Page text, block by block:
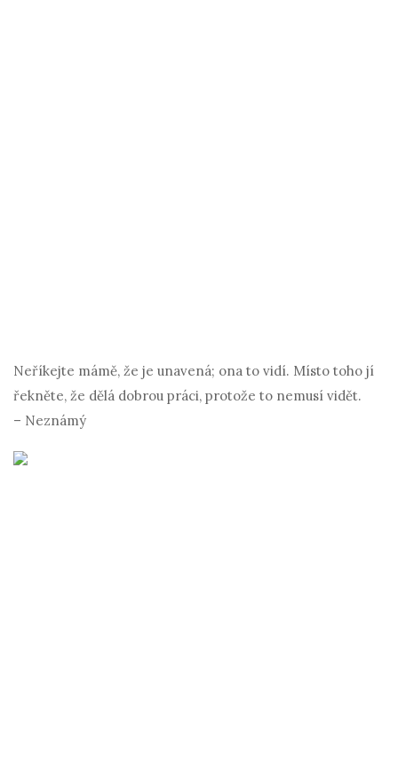
Neříkejte mámě, že je unavená; ona to vidí. Místo toho jí
řekněte, že dělá dobrou práci, protože to nemusí vidět.
– Neznámý